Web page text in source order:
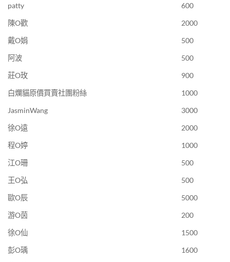
patty
600
陳O歡
2000
戴O娟
500
阿波
500
莊O玫
900
白爛貓原價買賣社團粉絲
1000
JasminWang
3000
徐O遠
2000
程O婷
1000
江O珊
500
王O弘
500
歐O辰
5000
游O茵
200
徐O仙
1500
彭O瑀
1600